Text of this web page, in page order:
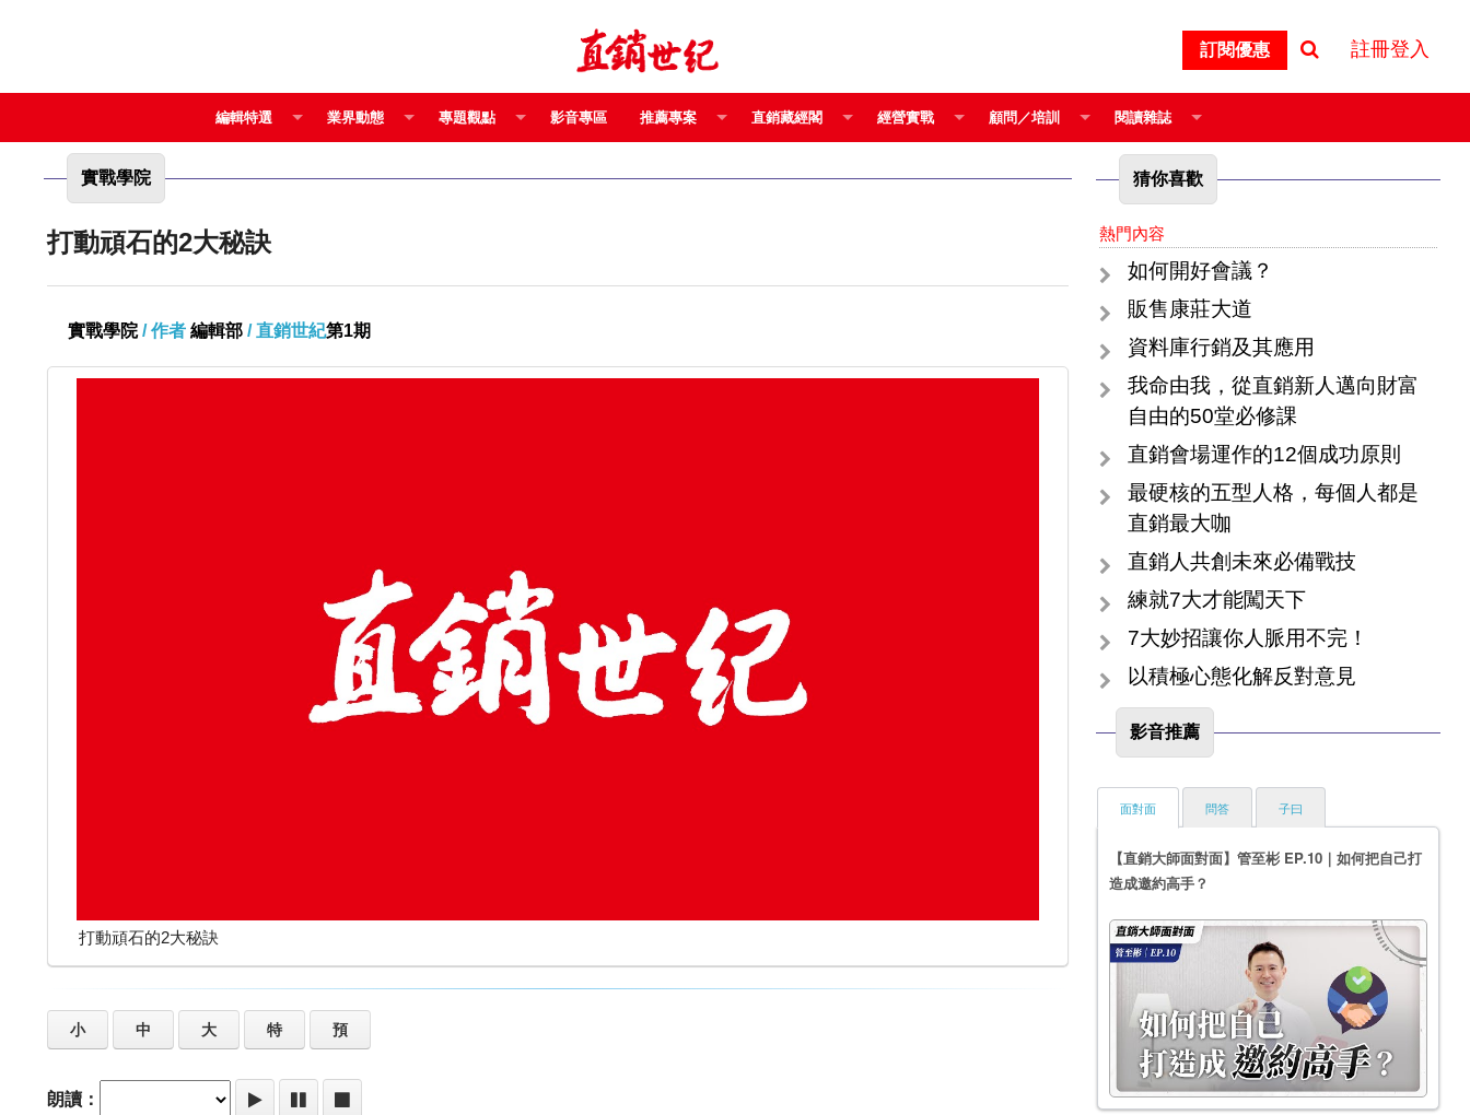
訂閱優惠 註冊登入
編輯特選 業界動態 專題觀點 影音專區 推薦專案 直銷藏經閣 經營實戰 顧問／培訓 閱讀雜誌
實戰學院
打動頑石的2大秘訣
實戰學院/ 作者 編輯部 / 直銷世紀第1期
打動頑石的2大秘訣
小 中 大 特 預
朗讀：
猜你喜歡
熱門內容
如何開好會議？
販售康莊大道
資料庫行銷及其應用
我命由我，從直銷新人邁向財富
自由的50堂必修課
直銷會場運作的12個成功原則
最硬核的五型人格，每個人都是
直銷最大咖
直銷人共創未來必備戰技
練就7大才能闖天下
7大妙招讓你人脈用不完！
以積極心態化解反對意見
影音推薦
面對面
【直銷大師面對面】管至彬 EP.10｜如何把自己打
造成邀約高手？
問答 子曰